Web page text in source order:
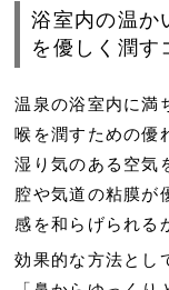
浴室内の温か
を優しく潤す
温泉の浴室内に満
喉を潤すための優
湿り気のある空気
腔や気道の粘膜が
感を和らげられる
効果的な方法とし